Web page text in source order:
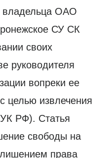
ОАО
СУ СК
своих
руководителя
вопреки ее
целью извлечения
РФ). Статья
свободы на
права